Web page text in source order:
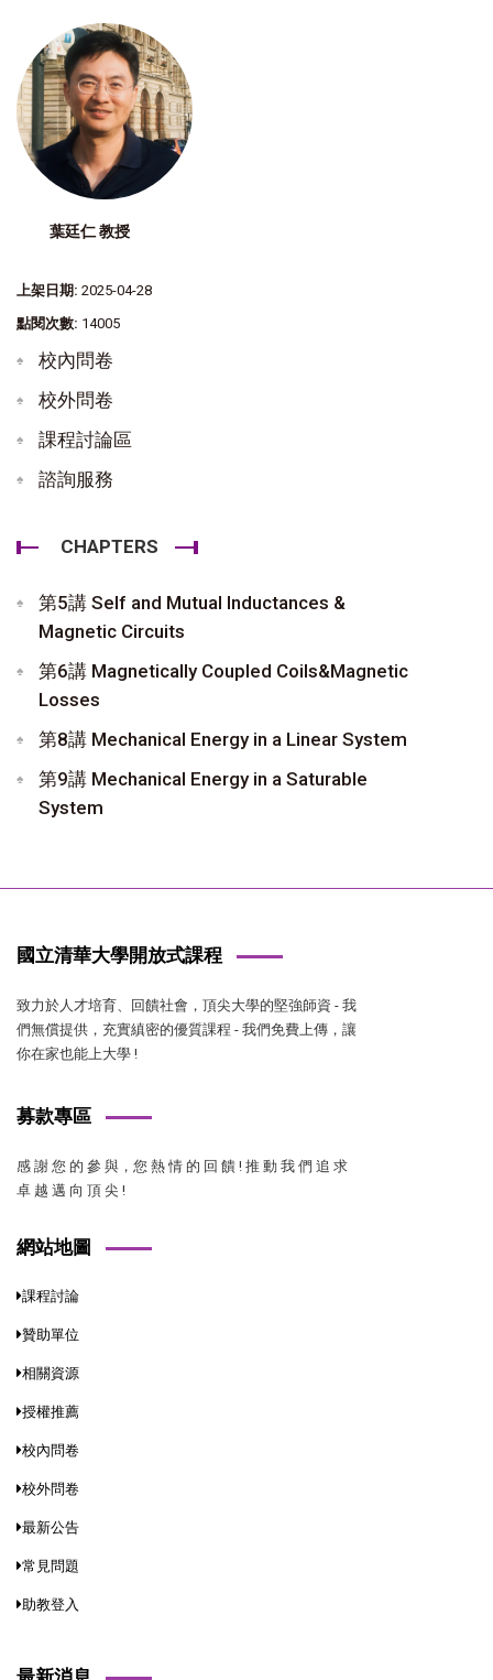
葉廷仁 教授
上架日期: 2025-04-28
點閱次數: 14005
校內問卷
校外問卷
課程討論區
諮詢服務
CHAPTERS
第5講 Self and Mutual Inductances &
Magnetic Circuits
第6講 Magnetically Coupled Coils&Magnetic
Losses
第8講 Mechanical Energy in a Linear System
第9講 Mechanical Energy in a Saturable
System
國立清華大學開放式課程
致力於人才培育、回饋社會，頂尖大學的堅強師資 - 我
們無償提供，充實縝密的優質課程 - 我們免費上傳，讓
你在家也能上大學 !
募款專區
感 謝 您 的 參 與，您 熱 情 的 回 饋 ! 推 動 我 們 追 求
卓 越 邁 向 頂 尖 !
網站地圖
課程討論
贊助單位
相關資源
授權推薦
校內問卷
校外問卷
最新公告
常見問題
助教登入